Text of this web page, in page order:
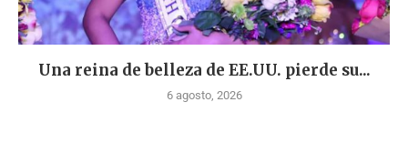
Una reina de belleza de EE.UU. pierde su...
6 agosto, 2026